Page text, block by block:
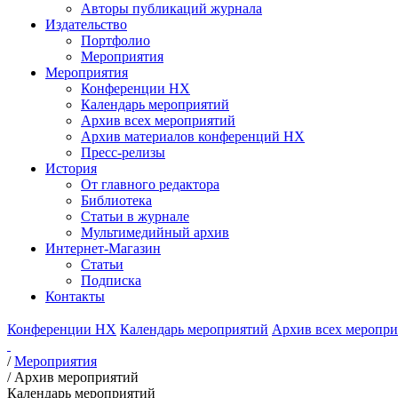
Авторы публикаций журнала
Издательство
Портфолио
Мероприятия
Мероприятия
Конференции НХ
Календарь мероприятий
Архив всех мероприятий
Архив материалов конференций НХ
Пресс-релизы
История
От главного редактора
Библиотека
Статьи в журнале
Мультимедийный архив
Интернет-Магазин
Статьи
Подписка
Контакты
Конференции НХ Календарь мероприятий Архив всех
/Мероприятия
/ Архив мероприятий
Календарь мероприятий